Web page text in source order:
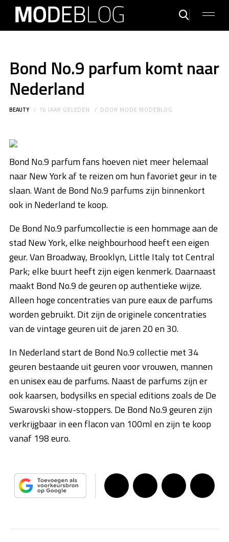
Bond No.9 parfum komt naar
Nederland
BEAUTY 16 JAAR GELEDEN DOOR MODE MODEBLOG
Bond No.9 parfum fans hoeven niet meer helemaal
naar New York af te reizen om hun favoriet geur in te
slaan. Want de Bond No.9 parfums zijn binnenkort
ook in Nederland te koop.
De Bond No.9 parfumcollectie is een hommage aan de
stad New York, elke neighbourhood heeft een eigen
geur. Van Broadway, Brooklyn, Little Italy tot Central
Park; elke buurt heeft zijn eigen kenmerk. Daarnaast
maakt Bond No.9 de geuren op authentieke wijze.
Alleen hoge concentraties van pure eaux de parfums
worden gebruikt. Dit zijn de originele concentraties
van de vintage geuren uit de jaren 20 en 30.
In Nederland start de Bond No.9 collectie met 34
geuren bestaande uit geuren voor vrouwen, mannen
en unisex eau de parfums. Naast de parfums zijn er
ook kaarsen, bodysilks en special editions zoals de De
Swarovski show-stoppers. De Bond No.9 geuren zijn
verkrijgbaar in een flacon van 100ml en zijn te koop
vanaf 198 euro.